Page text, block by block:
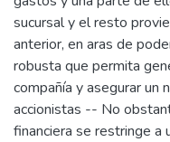
sucursal y el resto
anterior, en aras de
robusta que permita
compañía y asegurar un
accionistas -- No
financiera se restringe a